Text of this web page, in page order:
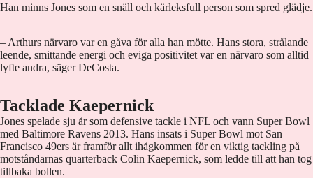
Han minns Jones som en snäll och kärleksfull person som spred glädje.
– Arthurs närvaro var en gåva för alla han mötte. Hans stora, strålande
leende, smittande energi och eviga positivitet var en närvaro som alltid
lyfte andra, säger DeCosta.
Tacklade Kaepernick
Jones spelade sju år som defensive tackle i NFL och vann Super Bowl
med Baltimore Ravens 2013. Hans insats i Super Bowl mot San
Francisco 49ers är framför allt ihågkommen för en viktig tackling på
motståndarnas quarterback Colin Kaepernick, som ledde till att han tog
tillbaka bollen.